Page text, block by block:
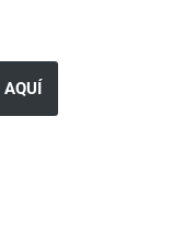
AQUÍ